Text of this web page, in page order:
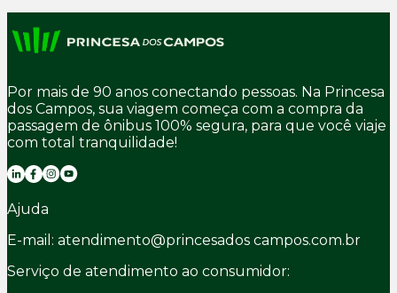
Por mais de 90 anos conectando pessoas. Na Princesa
dos Campos, sua viagem começa com a compra da
passagem de ônibus 100% segura, para que você viaje
com total tranquilidade!
Ajuda
E-mail: atendimento@princesados campos.com.br
Serviço de atendimento ao consumidor: